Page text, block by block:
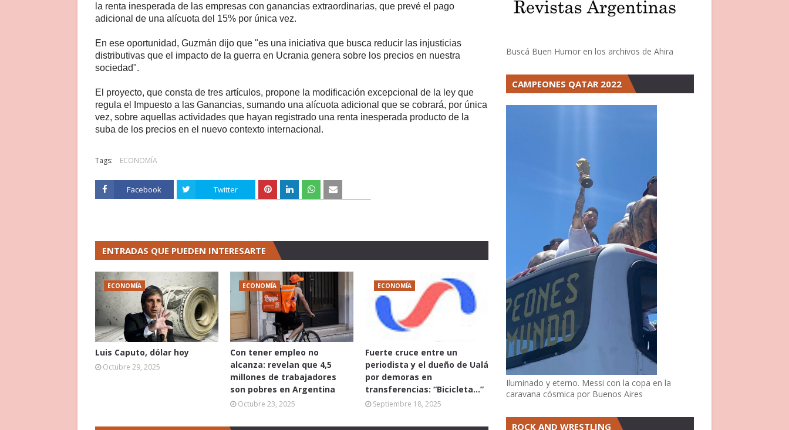
la renta inesperada de las empresas con ganancias extraordinarias, que prevé el pago
adicional de una alícuota del 15% por única vez.
En ese oportunidad, Guzmán dijo que "es una iniciativa que busca reducir las injusticias
distributivas que el impacto de la guerra en Ucrania genera sobre los precios en nuestra
sociedad".
El proyecto, que consta de tres artículos, propone la modificación excepcional de la ley que
regula el Impuesto a las Ganancias, sumando una alícuota adicional que se cobrará, por única
vez, sobre aquellas actividades que hayan registrado una renta inesperada producto de la
suba de los precios en el nuevo contexto internacional.
Tags: ECONOMÍA
Facebook Twitter
ENTRADAS QUE PUEDEN INTERESARTE
ECONOMÍA
Luis Caputo, dólar hoy
Octubre 29, 2025
ECONOMÍA
Con tener empleo no
alcanza: revelan que 4,5
millones de trabajadores
son pobres en Argentina
Octubre 23, 2025
ECONOMÍA
Fuerte cruce entre un
periodista y el dueño de Ualá
por demoras en
transferencias: “Bicicleta...”
Septiembre 18, 2025
Buscá Buen Humor en los archivos de Ahira
CAMPEONES QATAR 2022
Iluminado y eterno. Messi con la copa en la
caravana cósmica por Buenos Aires
ROCK AND WRESTLING